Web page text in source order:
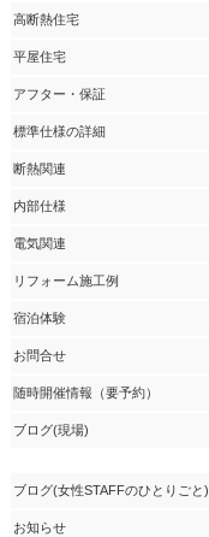
高断熱住宅
平屋住宅
アフター・保証
標準仕様の詳細
断熱関連
内部仕様
電気関連
リフォーム施工例
宿泊体験
お問合せ
随時開催情報（要予約）
ブログ(現場)
ブログ(女性STAFFのひとりごと)
お知らせ